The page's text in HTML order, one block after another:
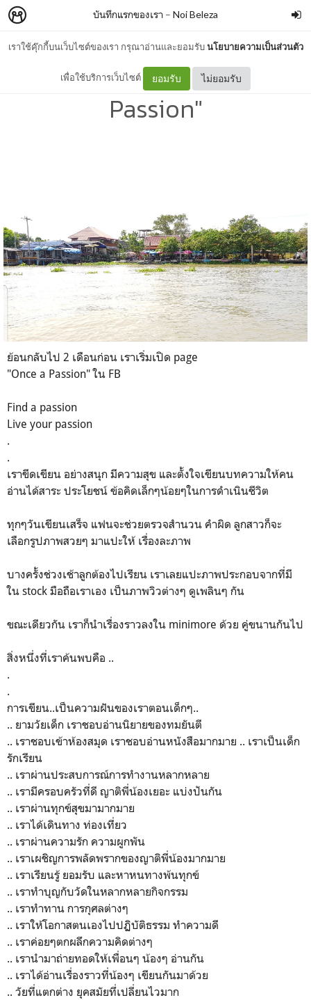
เราใช้คุ๊กกี้บนเว็บไซต์ของเรา กรุณาอ่านและยอมรับนโยบายความเป็นส่วนตัว
เพื่อใช้บริการเว็บไซต์ ยอมรับ ไม่ยอมรับ
บันทึกแรกของเรา – Noi Beleza
กว่าจะมาเป็น.. "Once a
Passion"
ย้อนกลับไป 2 เดือนก่อน เราเริ่มเปิด page
"Once a Passion" ใน FB
Find a passion
Live your passion
.
.
เราขีดเขียน อย่างสนุก มีความสุข และตั้งใจเขียนบทความให้คน
อ่านได้สาระ ประโยชน์ ข้อคิดเล็กๆน้อยๆในการดำเนินชีวิต
ทุกๆวันเขียนเสร็จ แฟนจะช่วยตรวจสำนวน คำผิด ลูกสาวก็จะ
เลือกรูปภาพสวยๆ มาแปะให้ เรื่องละภาพ
บางครั้งช่วงเช้าลูกต้องไปเรียน เราเลยแปะภาพประกอบจากที่มี
ใน stock มือถือเราเอง เป็นภาพวิวต่างๆ ดูเพลินๆ กัน
ขณะเดียวกัน เราก็นำเรื่องราวลงใน minimore ด้วย คู่ขนานกันไป
สิ่งหนึ่งที่เราค้นพบคือ ..
.
.
การเขียน..เป็นความฝันของเราตอนเด็กๆ..
.. ยามวัยเด็ก เราชอบอ่านนิยายของทมยันตี
.. เราชอบเข้าห้องสมุด เราชอบอ่านหนังสือมากมาย .. เราเป็นเด็ก
รักเรียน
.. เราผ่านประสบการณ์การทำงานหลากหลาย
.. เรามีครอบครัวที่ดี ญาติพี่น้องเยอะ แบ่งปันกัน
.. เราผ่านทุกข์สุขมามากมาย
.. เราได้เดินทาง ท่องเที่ยว
.. เราผ่านความรัก ความผูกพัน
.. เราเผชิญการพลัดพรากของญาติพี่น้องมากมาย
.. เราเรียนรู้ ยอมรับ และหาหนทางพ้นทุกข์
.. เราทำบุญกับวัดในหลากหลายกิจกรรม
.. เราทำทาน การกุศลต่างๆ
.. เราให้โอกาสตนเองไปปฏิบัติธรรม ทำความดี
.. เราค่อยๆตกผลึกความคิดต่างๆ
.. เรานำมาถ่ายทอดให้เพื่อนๆ น้องๆ อ่านกัน
.. เราได้อ่านเรื่องราวที่น้องๆ เขียนกันมาด้วย
.. วัยที่แตกต่าง ยุคสมัยทึ่เปลี่ยนไวมาก